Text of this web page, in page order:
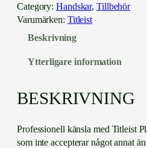
e
l
a
e
r
Category:Handskar, Tillbehör
Varumärken: Titleist
Beskrivning
Ytterligare information
BESKRIVNING
Professionell känsla med Titleist
som inte accepterar något annat